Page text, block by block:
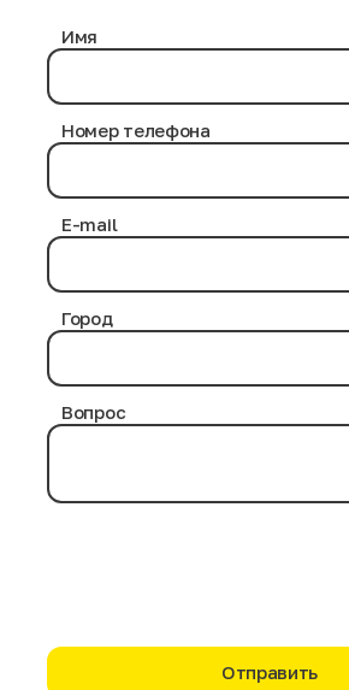
Имя
Номер телефона
E-mail
Город
Вопрос
Отправить